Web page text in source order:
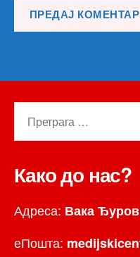
Како до нас?
Адреса: Вака
еПошта: